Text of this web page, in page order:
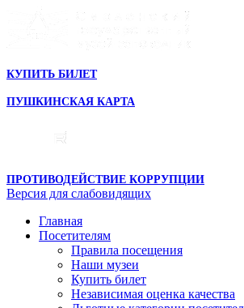
КУПИТЬ БИЛЕТ
ПУШКИНСКАЯ КАРТА
ПРОТИВОДЕЙСТВИЕ КОРРУПЦИИ
Версия для слабовидящих
Главная
Посетителям
Правила посещения
Наши музеи
Купить билет
Независимая оценка качества